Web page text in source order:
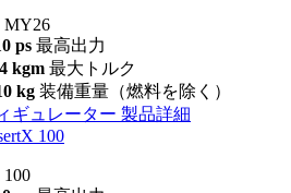
MY26
ps 最高出力
kgm 最大トルク
kg 装備重量（燃料を除く）
ギュレーター 製品詳細
100
100